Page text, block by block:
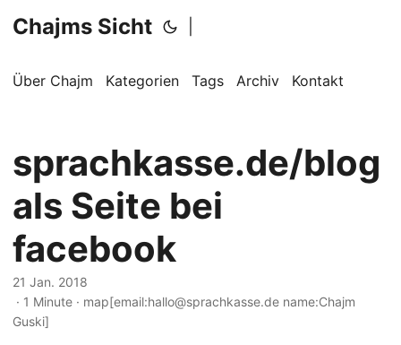
Chajms Sicht
Über Chajm Kategorien Tags Archiv Kontakt
sprachkasse.de/blog
als Seite bei
facebook
21 Jan. 2018
· 1 Minute · map[email:hallo@sprachkasse.de name:Chajm
Guski]